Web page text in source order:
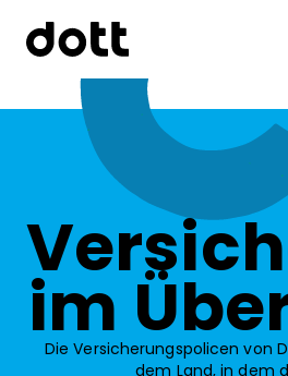
im
Die Versicherungspolicen von
dem Land, in dem